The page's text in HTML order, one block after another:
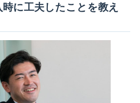
に工夫したことを教え